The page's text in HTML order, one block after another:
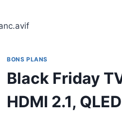
BONS PLANS
Black Friday
HDMI 2.1, QLED